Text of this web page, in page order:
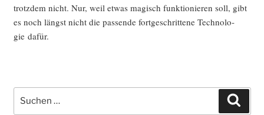
trotz­dem nicht. Nur, weil etwas magisch funk­tio­nie­ren soll, gibt
es noch längst nicht die pas­sen­de fort­ge­schrit­te­ne Tech­no­lo­
gie dafür.
Suche
nach: